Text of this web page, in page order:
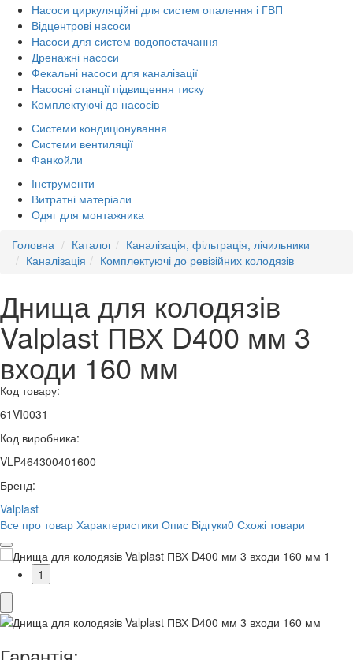
Насоси циркуляційні для систем опалення і ГВП
Відцентрові насоси
Насоси для систем водопостачання
Дренажні насоси
Фекальні насоси для каналізації
Насосні станції підвищення тиску
Комплектуючі до насосів
Системи кондиціонування
Системи вентиляції
Фанкойли
Інструменти
Витратні матеріали
Одяг для монтажника
Головна
Каталог
Каналізація, фільтрація, лічильники
Каналізація
Комплектуючі до ревізійних колодязів
Днища для колодязів
Valplast ПВХ D400 мм 3
входи 160 мм
Код товару:
61VI0031
Код виробника:
VLP464300401600
Бренд:
Valplast
Все про товар Характеристики Опис Відгуки0 Схожі товари
1